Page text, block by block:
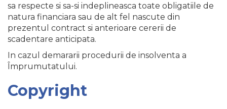
sa respecte si sa-si indeplineasca toate obligatiile de
natura financiara sau de alt fel nascute din
prezentul contract si anterioare cererii de
scadentare anticipata.
In cazul demararii procedurii de insolventa a
Împrumutatului.
Copyright